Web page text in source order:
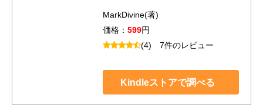
MarkDivine(著)
価格： 599円
(4) 7件のレビュー
Kindleストアで調べる